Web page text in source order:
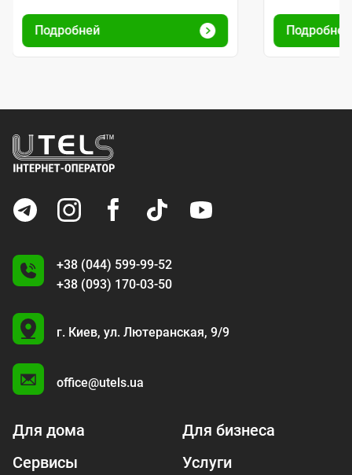
Подробней Подробней
+38 (044) 599-99-52
+38 (093) 170-03-50
U
г. Киев, ул. Лютеранская, 9/9
office@utels.ua
Для дома
Для бизнеса
Сервисы
Услуги